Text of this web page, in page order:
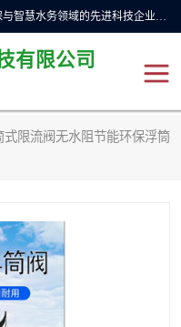
青岛铭源环保科技有限公司是一家专注于环保与智慧水务领域的先进科技企业，公司专注于云智能一体化预制泵站、水务循环利用、海绵城市、云智慧水务开发及新型环保技术研发等领域。铭源环保以为客户提供优质产品、专业技术服务为己任。为客户提供量身定制方案，提供多种配置方案满足实际使用要求。严控供货周期，并提供高标准后期维护。以环保为己任，视质量如生命，以技术做先导，靠诚信赢客户。
有限公司
式限流阀无水阻节能环保浮筒
动限流闸门
体化预制泵站